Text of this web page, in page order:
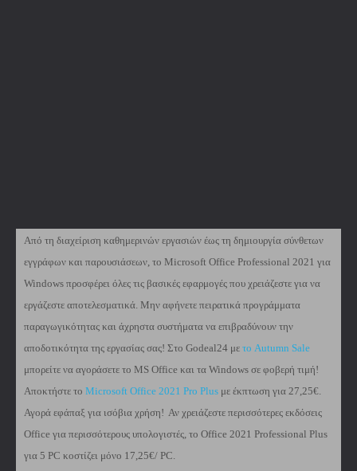
Από τη διαχείριση καθημερινών εργασιών έως τη δημιουργία σύνθετων
εγγράφων και παρουσιάσεων, το Microsoft Office Professional 2021 για
Windows προσφέρει όλες τις βασικές εφαρμογές που χρειάζεστε για να
εργάζεστε αποτελεσματικά. Μην αφήνετε πειρατικά προγράμματα
παραγωγικότητας και άχρηστα συστήματα να επιβραδύνουν την
αποδοτικότητα της εργασίας σας! Στο Godeal24 με το Autumn Sale
μπορείτε να αγοράσετε το MS Office και τα Windows σε φοβερή τιμή!
Αποκτήστε το Microsoft Office 2021 Pro Plus με έκπτωση για 27,25€.
Αγορά εφάπαξ για ισόβια χρήση! Αν χρειάζεστε περισσότερες εκδόσεις
Office για περισσότερους υπολογιστές, το Office 2021 Professional Plus
για 5 PC κοστίζει μόνο 17,25€/ PC.